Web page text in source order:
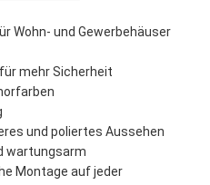
Wohn- und Gewerbehäuser
mehr Sicherheit
und poliertes Aussehen
wartungsarm
Montage auf jeder